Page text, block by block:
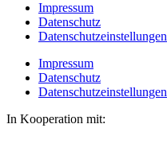
Impressum
Datenschutz
Datenschutzeinstellungen
Impressum
Datenschutz
Datenschutzeinstellungen
In Kooperation mit: